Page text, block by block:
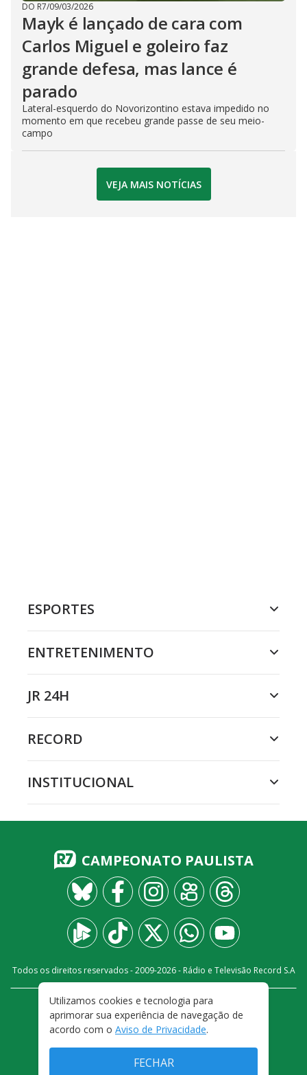
DO R7/09/03/2026
Mayk é lançado de cara com
Carlos Miguel e goleiro faz
grande defesa, mas lance é
parado
Lateral-esquerdo do Novorizontino estava impedido no
momento em que recebeu grande passe de seu meio-
campo
VEJA MAIS NOTÍCIAS
ESPORTES
ENTRETENIMENTO
JR 24H
RECORD
INSTITUCIONAL
CAMPEONATO PAULISTA
Todos os direitos reservados - 2009-2026- Rádio e Televisão Record S.A
FALE CONOSCO
PRIVACIDADE
TERMOS E CONDIÇÕES DE USO
Utilizamos cookies e tecnologia para
aprimorar sua experiência de navegação de
acordo com o Aviso de Privacidade.
FECHAR